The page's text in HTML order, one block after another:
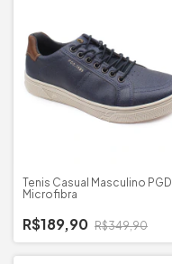
Tenis Casual Masculino PGD
Microfibra
R$189,90 R$349,90